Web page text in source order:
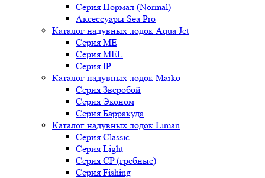
Серия Нормал (Normal)
Аксессуары Sea Pro
Каталог надувных лодок Aqua Jet
Серия ME
Серия MEL
Серия IP
Каталог надувных лодок Marko
Серия Зверобой
Серия Эконом
Серия Барракуда
Каталог надувных лодок Liman
Серия Classic
Серия Light
Серия CP (гребные)
Серия Fishing